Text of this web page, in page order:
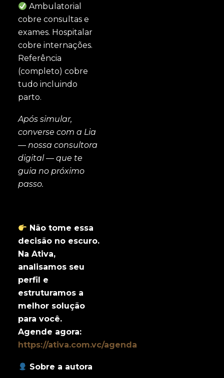
Ambulatorial
cobre consultas e
exames. Hospitalar
cobre internações.
Referência
(completo) cobre
tudo incluindo
parto.
Após simular,
converse com a Lia
— nossa consultora
digital — que te
guia no próximo
passo.
Não tome essa
decisão no escuro.
Na Ativa,
analisamos seu
perfil e
estruturamos a
melhor solução
para você.
Agende agora:
https://ativa.com.vc/agenda
Sobre a autora